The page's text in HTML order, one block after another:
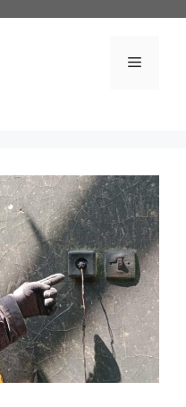
Menu